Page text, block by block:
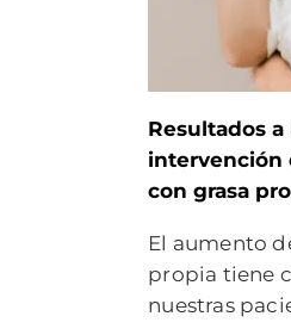
Resultados
intervención
con grasa
El aumento
propia tiene
nuestras